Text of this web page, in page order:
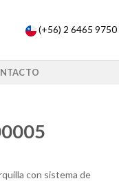
(+56) 2 6465 9750
con sistema de